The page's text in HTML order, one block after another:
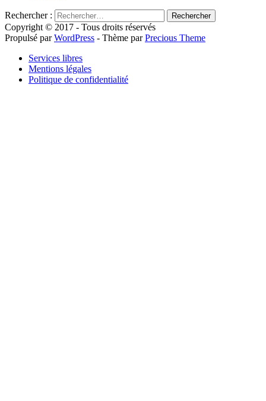
Rechercher :
Copyright © 2017 - Tous droits réservés
Propulsé parWordPress - Thème parPrecious Theme
Services libres
Mentions légales
Politique de confidentialité